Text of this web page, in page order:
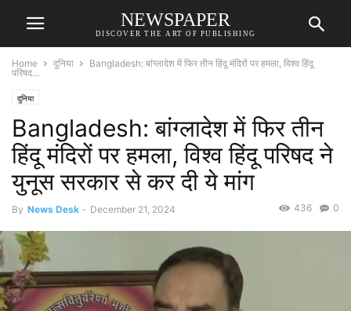
NEWSPAPER
DISCOVER THE ART OF PUBLISHING
Home दुनिया
Bangladesh: बांग्लादेश में फिर तीन हिंदू मंदिरों पर हमला, विश्व हिंदू
परिषद...
दुनिया
Bangladesh: बांग्लादेश में फिर तीन
हिंदू मंदिरों पर हमला, विश्व हिंदू परिषद ने
युनूस सरकार से कर दी ये मांग
By News Desk - December 21, 2024 0
436